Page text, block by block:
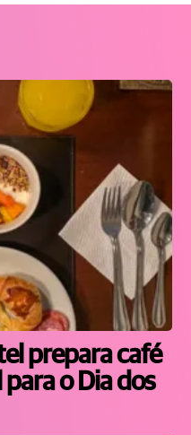
prepara café
o Dia dos